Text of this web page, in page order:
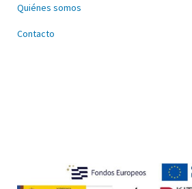
Quiénes somos
Contacto